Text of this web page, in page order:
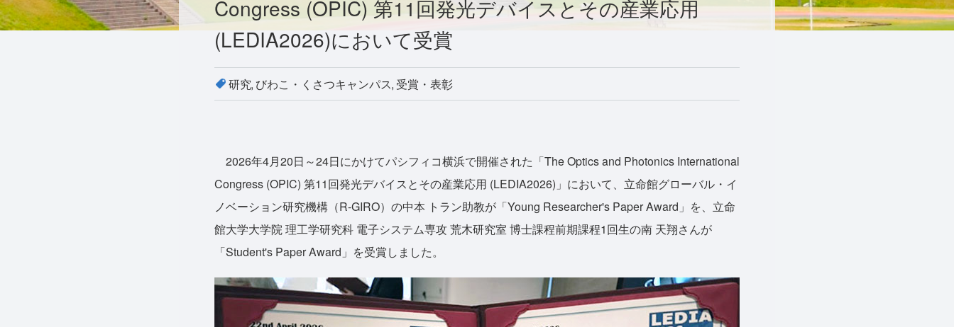
Congress (OPIC) 第11回発光デバイスとその産業応用
(LEDIA2026)において受賞
研究 びわこ・くさつキャンパス 受賞・表彰
2026年4月20日～24日にかけてパシフィコ横浜で開催された「The Optics and Photonics International
Congress (OPIC) 第11回発光デバイスとその産業応用 (LEDIA2026)」において、立命館グローバル・イ
ノベーション研究機構（R-GIRO）の中本 トラン助教が「Young Researcher's Paper Award」を、立命
館大学大学院 理工学研究科 電子システム専攻 荒木研究室 博士課程前期課程1回生の南 天翔さんが
「Student's Paper Award」を受賞しました。